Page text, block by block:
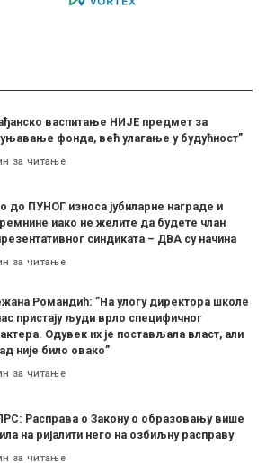
васпитање НИЈЕ предмет за
фонда, већ улагање у будућност”
за читање
до ПУНОГ износа јубиларне награде и
иако не желите да будете члан
синдиката – ДВА су начина
за читање
Романдић: ”На улогу директора школе
пристају људи врло специфичног
Одувек их је постављала власт, али
није било овако”
за читање
Расправа о Закону о образовању више
на ријалити него на озбиљну расправу
за читање